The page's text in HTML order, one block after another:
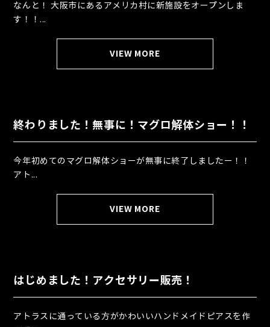
なんと！ 大阪市にあるアメリカ村に新施設をオープンしま
す！！...
VIEW MORE
終わりました！無事に！マグロ解体ショー！！
今年初めてのマグロ解体ショーが無事に終了しましたー！！
アト...
VIEW MORE
はじめました！アクセサリー販売！
アトラスに通っている方がかわいいハンドメイドピアスを作